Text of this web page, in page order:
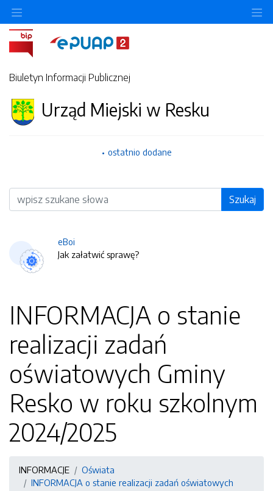
Biuletyn Informacji Publicznej
Urząd Miejski w Resku
ostatnio dodane
Wyszukiwarka Szukaj
eBoi
Jak załatwić sprawę?
INFORMACJA o stanie
realizacji zadań
oświatowych Gminy
Resko w roku szkolnym
2024/2025
INFORMACJE
Oświata
INFORMACJA o stanie realizacji zadań oświatowych